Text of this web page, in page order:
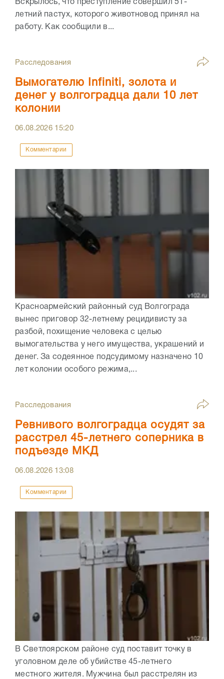
Вскрылось, что преступление совершил 51-
летний пастух, которого животновод принял на
работу. Как сообщили в...
Расследования
Вымогателю Infiniti, золота и
денег у волгоградца дали 10 лет
колонии
06.08.2026 15:20
Комментарии
Красноармейский районный суд Волгограда
вынес приговор 32-летнему рецидивисту за
разбой, похищение человека с целью
вымогательства у него имущества, украшений и
денег. За содеянное подсудимому назначено 10
лет колонии особого режима,...
Расследования
Ревнивого волгоградца осудят за
расстрел 45-летнего соперника в
подъезде МКД
06.08.2026 13:08
Комментарии
В Светлоярском районе суд поставит точку в
уголовном деле об убийстве 45-летнего
местного жителя. Мужчина был расстрелян из